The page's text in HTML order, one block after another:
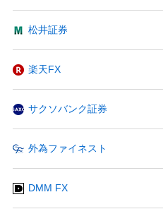
松井証券
楽天FX
サクソバンク証券
外為ファイネスト
DMM FX